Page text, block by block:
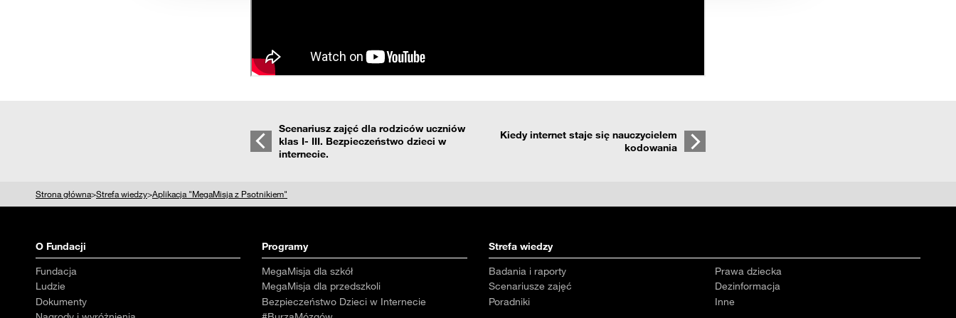
Scenariusz zajęć dla rodziców uczniów
klas I- III. Bezpieczeństwo dzieci w
internecie.
Kiedy internet staje się nauczycielem
kodowania
Strona główna>Strefa wiedzy>Aplikacja "MegaMisja z Psotnikiem"
O Fundacji
Fundacja
Ludzie
Dokumenty
Programy
MegaMisja dla szkół
MegaMisja dla przedszkoli
Bezpieczeństwo Dzieci w Internecie
Strefa wiedzy
Badania i raporty
Prawa dziecka
Scenariusze zajęć
Dezinformacja
Poradniki
Inne